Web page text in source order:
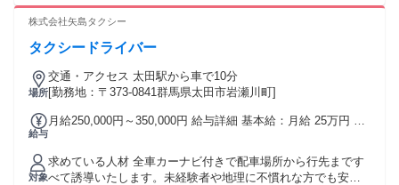
・残業手当 ・休日出勤手当 ・直接作業手当 ・赴任手当 ・冬
季／夏季手当：各最大9万円 【その他】 ・赴任／帰任旅費支
給：各最大8万円 ・食事補助あり
株式会社矢島タクシー
タクシードライバー
場所
交通・アクセス 太田駅から車で10分
[勤務地：〒373-0841群馬県太田市岩瀬川町]
給与
月給250,000円～350,000円 給与詳細 基本給：月給 25万円 〜
れる通勤・皆勤・家族手当金額：なし 全員に一律で支払われ
るその他手当金額：なし
対象
求めている人材 全車カーナビ付きで配車場所から行先まです
べて誘導いたします。未経験者や地理に不慣れな方でも安心